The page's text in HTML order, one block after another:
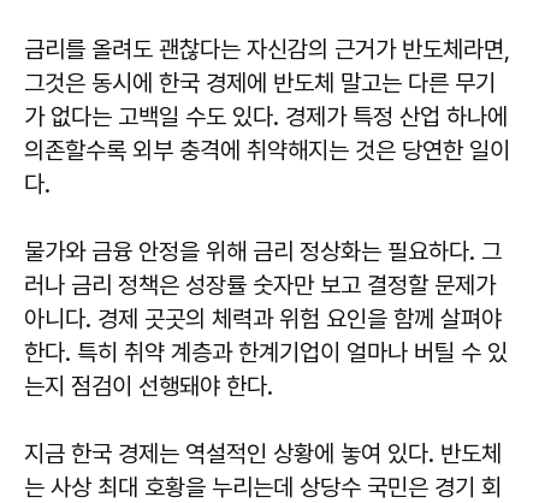
금리를 올려도 괜찮다는 자신감의 근거가 반도체라면,
그것은 동시에 한국 경제에 반도체 말고는 다른 무기
가 없다는 고백일 수도 있다. 경제가 특정 산업 하나에
의존할수록 외부 충격에 취약해지는 것은 당연한 일이
다.
물가와 금융 안정을 위해 금리 정상화는 필요하다. 그
러나 금리 정책은 성장률 숫자만 보고 결정할 문제가
아니다. 경제 곳곳의 체력과 위험 요인을 함께 살펴야
한다. 특히 취약 계층과 한계기업이 얼마나 버틸 수 있
는지 점검이 선행돼야 한다.
지금 한국 경제는 역설적인 상황에 놓여 있다. 반도체
는 사상 최대 호황을 누리는데 상당수 국민은 경기 회